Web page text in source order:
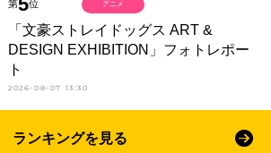
第 位
「文豪ストレイドッグス ART &
DESIGN EXHIBITION」フォトレポー
ト
2026-08-07 13:30
アニメ
ランキングを見る